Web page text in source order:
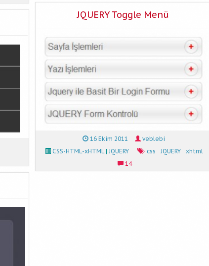
JQUERY Toggle Menü
16 Ekim 2011
veblebi
CSS-HTML-xHTML |JQUERY css JQUERY
xhtml
14